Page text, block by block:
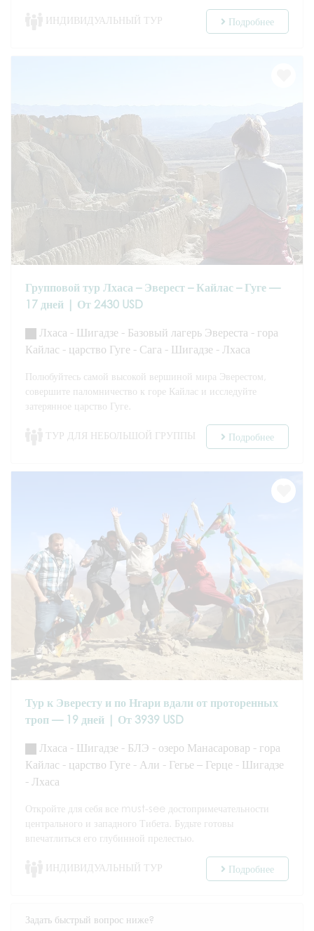
ИНДИВИДУАЛЬНЫЙ ТУР Подробнее
Групповой тур Лхаса – Эверест – Кайлас – Гуге —
17 дней | От 2430 USD
Лхаса - Шигадзе - Базовый лагерь Эвереста - гора
Кайлас - царство Гуге - Сага - Шигадзе - Лхаса
Полюбуйтесь самой высокой вершиной мира Эверестом,
совершите паломничество к горе Кайлас и исследуйте
затерянное царство Гуге.
ТУР ДЛЯ НЕБОЛЬШОЙ ГРУППЫ Подробнее
Тур к Эвересту и по Нгари вдали от проторенных
троп — 19 дней | От 3939 USD
Лхаса - Шигадзе - БЛЭ - озеро Манасаровар - гора
Кайлас - царство Гуге - Али - Гегье – Герце - Шигадзе
- Лхаса
Откройте для себя все must-see достопримечательности
центрального и западного Тибета. Будьте готовы
впечатлиться его глубинной прелестью.
ИНДИВИДУАЛЬНЫЙ ТУР Подробнее
Задать быстрый вопрос ниже?